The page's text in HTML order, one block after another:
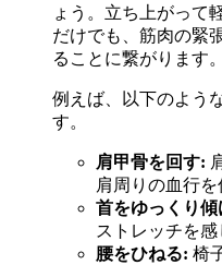
ょう。立ち上がって
だけでも、筋肉の緊
ることに繋がります。
例えば、以下のよう
す。
肩甲骨を回す:
肩周りの血行を
首をゆっくり傾
ストレッチを感
腰をひねる: 椅